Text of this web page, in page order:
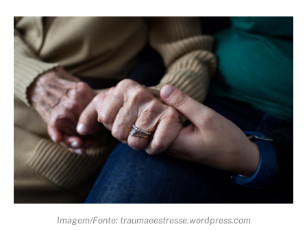
Imagem/Fonte: traumaeestresse.wordpress.com